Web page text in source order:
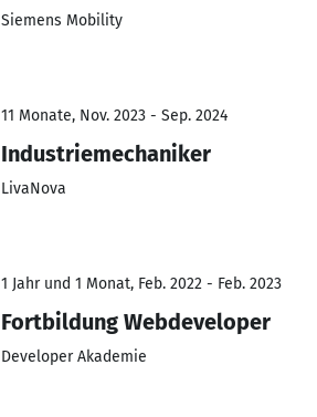
Siemens Mobility
11 Monate, Nov. 2023 - Sep. 2024
Industriemechaniker
LivaNova
1 Jahr und 1 Monat, Feb. 2022 - Feb. 2023
Fortbildung Webdeveloper
Developer Akademie